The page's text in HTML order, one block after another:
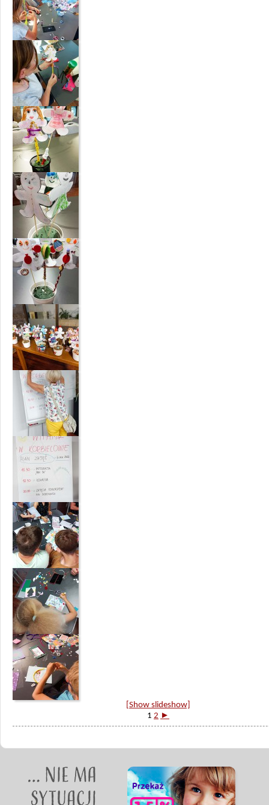
[Show slideshow]
1 2 ►